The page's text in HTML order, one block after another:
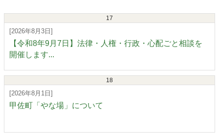
17
[2026年8月3日]
【令和8年9月7日】法律・人権・行政・心配ごと相談を
開催します...
18
[2026年8月1日]
甲佐町「やな場」について